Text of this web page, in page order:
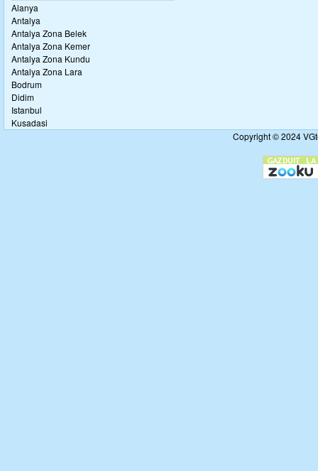
Alanya
Antalya
Antalya Zona Belek
Antalya Zona Kemer
Antalya Zona Kundu
Antalya Zona Lara
Bodrum
Didim
Istanbul
Kusadasi
Copyright © 2024